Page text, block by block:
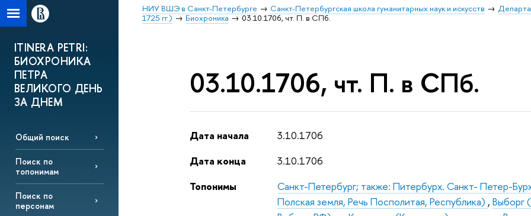
НИУ ВШЭ в Санкт-Петербурге Санкт-Петербургская школа гуманитарных наук и искусств
1725 гг.)
Биохроника 03.10.1706, чт. П. в СПб.
ITINERA PETRI:
БИОХРОНИКА
ПЕТРА
ВЕЛИКОГО ДЕНЬ
ЗА ДНЕМ
Общий поиск
Поиск по
топонимам
Поиск по
персонам
03.10.1706, чт. П. в СПб.
Дата начала
3.10.1706
Дата конца
3.10.1706
Топонимы
Санкт-Петербург; также: Питербурх. Санкт- Петер-
Полская земля, Речь Посполитая, Республика) ,Выборг